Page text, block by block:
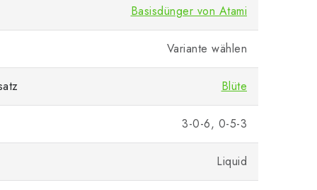
Basisdünger von Atami
Variante wählen
Blüte
3-0-6, 0-5-3
Liquid